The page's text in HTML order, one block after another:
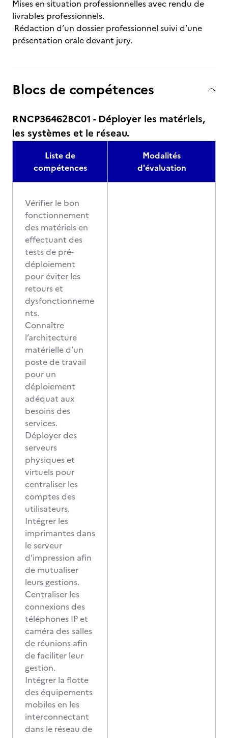
Mises en situation professionnelles avec rendu de
livrables professionnels.
Rédaction d’un dossier professionnel suivi d’une
présentation orale devant jury.
Blocs de compétences
RNCP36462BC01 - Déployer les matériels,
les systèmes et le réseau.
Liste de
compétences
Modalités
d'évaluation
Vérifier le bon
fonctionnement
des matériels en
effectuant des
tests de pré-
déploiement
pour éviter les
retours et
dysfonctionneme
nts.
Connaître
l’architecture
matérielle d’un
poste de travail
pour un
déploiement
adéquat aux
besoins des
services.
Déployer des
serveurs
physiques et
virtuels pour
centraliser les
comptes des
utilisateurs.
Intégrer les
imprimantes dans
le serveur
d’impression afin
de mutualiser
leurs gestions.
Centraliser les
connexions des
téléphones IP et
caméra des salles
de réunions afin
de faciliter leur
gestion.
Intégrer la flotte
des équipements
mobiles en les
interconnectant
dans le réseau de